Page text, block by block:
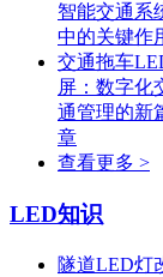
智能交通系
中的关键作
交通拖车
屏：数字化
通管理的新
章
查看更多 >
LED知识
隧道LED灯